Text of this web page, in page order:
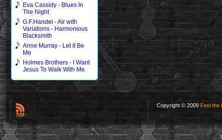
Eva Cassidy - Blues In
The Night
G.F.Handel - Air with
Variations - Harmonious
Blacksmith
Anne Murray - Let It Be
Me
Holmes Brothers - I Want
Jesus To Walk With Me
Copyright © 2009 Feel the